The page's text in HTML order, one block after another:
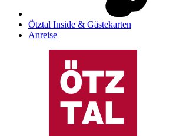
Ötztal Inside & Gästekarten
Anreise